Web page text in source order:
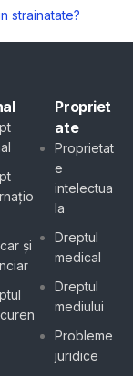
strainatate?
și
Propriet
ate
Proprietat
e
intelectua
la
Dreptul
medical
Dreptul
mediului
Probleme
juridice